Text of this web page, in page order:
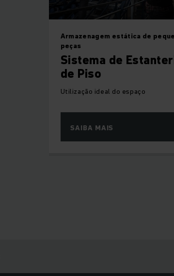
Armazenagem estática de
peças
Sistema de
de Piso
Utilização ideal do espaço
SAIBA MAIS